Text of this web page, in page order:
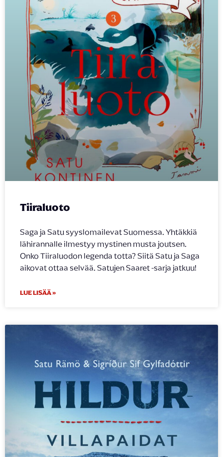
Tiiraluoto
Saga ja Satu syyslomailevat Suomessa. Yhtäkkiä
lähirannalle ilmestyy mystinen musta joutsen.
Onko Tiiraluodon legenda totta? Siitä Satu ja Saga
aikovat ottaa selvää. Satujen Saaret -sarja jatkuu!
LUE LISÄÄ »